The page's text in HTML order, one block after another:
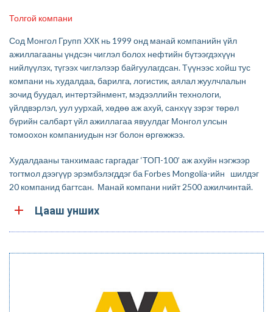
Толгой компани
Сод Монгол Групп ХХК нь 1999 онд манай компанийн үйл
ажиллагааны үндсэн чиглэл болох нефтийн бүтээгдэхүүн
нийлүүлэх, түгээх чиглэлээр байгуулагдсан. Түүнээс хойш тус
компани нь худалдаа, барилга, логистик, аялал жуулчлалын
зочид буудал, интертэйнмент, мэдээллийн технологи,
үйлдвэрлэл, уул уурхай, хөдөө аж ахуй, санхүү зэрэг төрөл
бүрийн салбарт үйл ажиллагаа явуулдаг Монгол улсын
томоохон компаниудын нэг болон өргөжжээ.
Худалдааны танхимаас гаргадаг ‘ТОП-100’ аж ахуйн нэгжээр
тогтмол дээгүүр эрэмбэлэгддэг ба Forbes Mongolia-ийн шилдэг
20 компанид багтсан. Манай компани нийт 2500 ажилчинтай.
Цааш унших